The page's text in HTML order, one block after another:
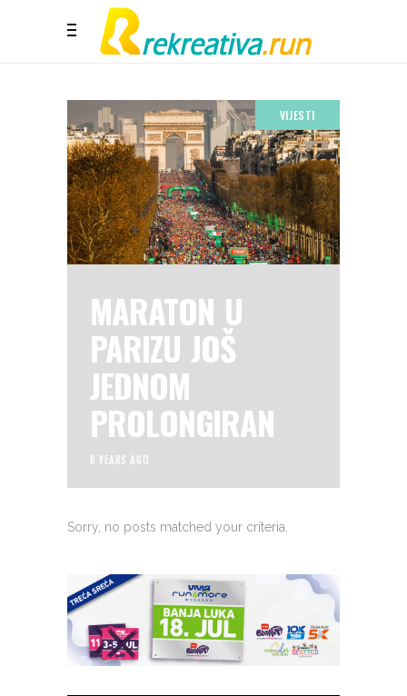
VIJESTI
MARATON U
PARIZU JOŠ
JEDNOM
PROLONGIRAN
6 YEARS AGO
Sorry, no posts matched your criteria.